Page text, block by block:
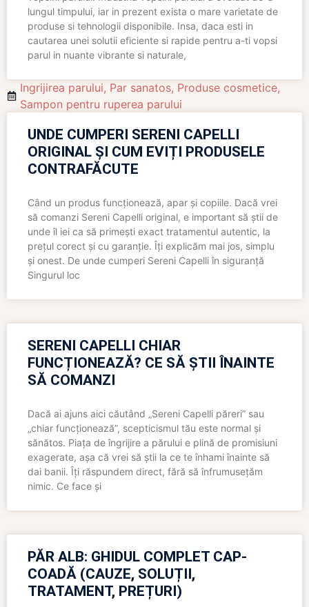
lungul timpului, iar in prezent exista o mare varietate de
produse si tehnologii disponibile. Insa, daca esti in
cautarea unei solutii eficiente si rapide pentru a-ti vopsi
parul in nuante vibrante si naturale,
Ingrijirea parului, Par sanatos, Produse cosmetice,
Sampon pentru ruperea parului
UNDE CUMPERI SERENI CAPELLI
ORIGINAL ȘI CUM EVIȚI PRODUSELE
CONTRAFĂCUTE
Când un produs funcționează, apar și copiile. Dacă vrei
să comanzi Sereni Capelli original, e important să știi de
unde îl iei ca să primești exact tratamentul autentic, la
prețul corect și cu garanție. Îți explicăm mai jos, simplu
și onest. De unde cumperi Sereni Capelli în siguranță
Singurul loc
SERENI CAPELLI CHIAR
FUNCȚIONEAZĂ? CE SĂ ȘTII ÎNAINTE
SĂ COMANZI
Dacă ai ajuns aici căutând „Sereni Capelli păreri” sau
„chiar funcționează”, scepticismul tău este normal și
sănătos. Piața de îngrijire a părului e plină de promisiuni
exagerate, așa că vrei să știi la ce te înhami înainte să
dai banii. Îți răspundem direct, fără să înfrumusețăm
nimic. Ce face și
PĂR ALB: GHIDUL COMPLET CAP-
COADĂ (CAUZE, SOLUȚII,
TRATAMENT, PREȚURI)